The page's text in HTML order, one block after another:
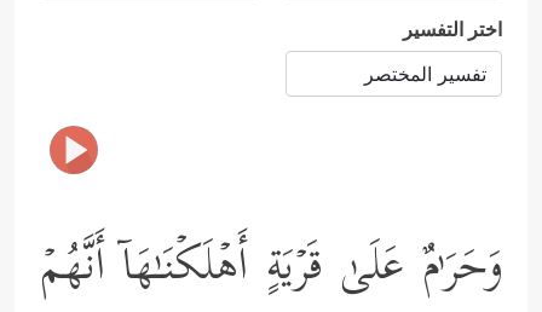
اختر التفسير
وَحَرَ ٰ⁠مٌ عَلَىٰ قَرۡیَةٍ أَهۡلَكۡنَـٰهَاۤ أَنَّهُمۡ